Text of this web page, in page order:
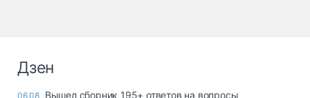
Дзен
06.08 Вышел сборник 195+ ответов на вопросы